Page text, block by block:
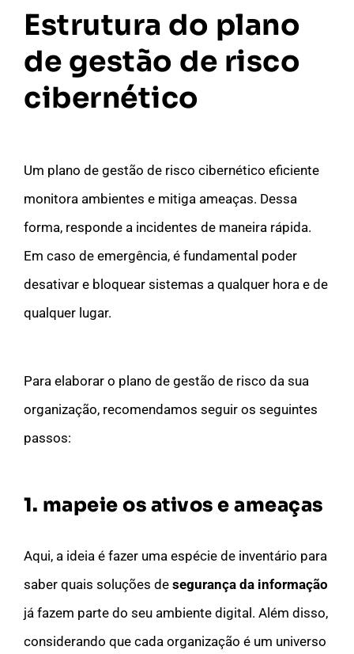
Estrutura do plano
de gestão de risco
cibernético
Um plano de gestão de risco cibernético eficiente
monitora ambientes e mitiga ameaças. Dessa
forma, responde a incidentes de maneira rápida.
Em caso de emergência, é fundamental poder
desativar e bloquear sistemas a qualquer hora e de
qualquer lugar.
Para elaborar o plano de gestão de risco da sua
organização, recomendamos seguir os seguintes
passos:
1. mapeie os ativos e ameaças
Aqui, a ideia é fazer uma espécie de inventário para
saber quais soluções de segurança da informação
já fazem parte do seu ambiente digital. Além disso,
considerando que cada organização é um universo